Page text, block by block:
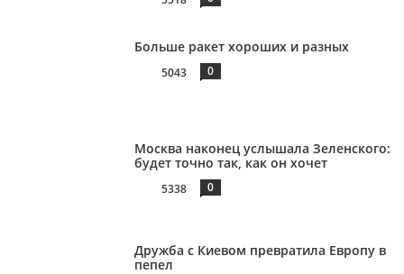
Больше ракет хороших и разных
5043 0
Москва наконец услышала Зеленского:
будет точно так, как он хочет
5338 0
Дружба с Киевом превратила Европу в
пепел